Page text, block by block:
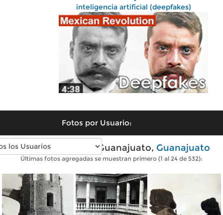
inteligencia artificial (deepfakes)
Fotos por Usuario:
Fotos antiguas de Guanajuato, Guanajuato
Últimas fotos agregadas se muestran primero (1 al 24 de 532):